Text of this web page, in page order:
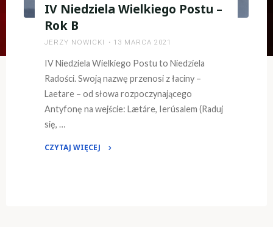
IV Niedziela Wielkiego Postu –
Rok B
JERZY NOWICKI 13 MARCA 2021
IV Niedziela Wielkiego Postu to Niedziela
Radości. Swoją nazwę przenosi z łaciny –
Laetare – od słowa rozpoczynającego
Antyfonę na wejście: Lætáre, Ierúsalem (Raduj
się, …
CZYTAJ WIĘCEJ